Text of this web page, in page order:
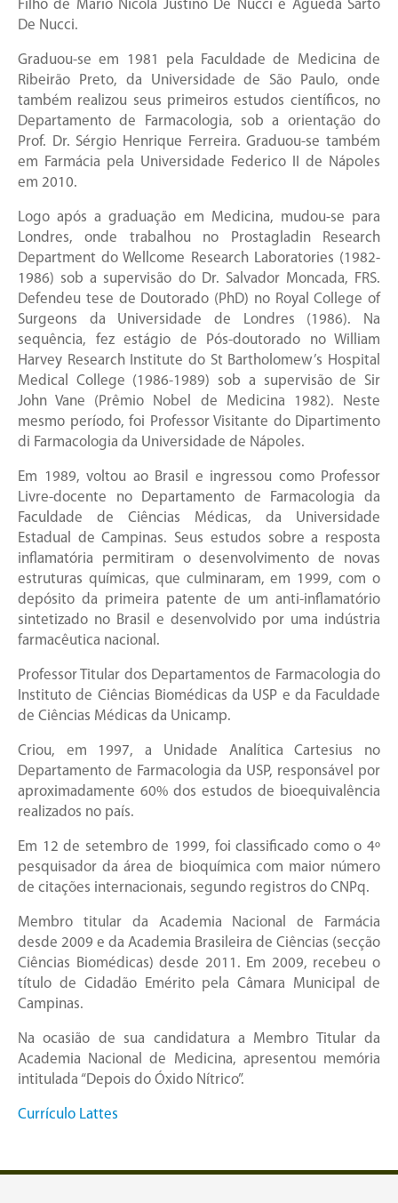
Filho de Mário Nicola Justino De Nucci e Agueda Sarto
De Nucci.
Graduou-se em 1981 pela Faculdade de Medicina de
Ribeirão Preto, da Universidade de São Paulo, onde
também realizou seus primeiros estudos científicos, no
Departamento de Farmacologia, sob a orientação do
Prof. Dr. Sérgio Henrique Ferreira. Graduou-se também
em Farmácia pela Universidade Federico II de Nápoles
em 2010.
Logo após a graduação em Medicina, mudou-se para
Londres, onde trabalhou no Prostagladin Research
Department do Wellcome Research Laboratories (1982-
1986) sob a supervisão do Dr. Salvador Moncada, FRS.
Defendeu tese de Doutorado (PhD) no Royal College of
Surgeons da Universidade de Londres (1986). Na
sequência, fez estágio de Pós-doutorado no William
Harvey Research Institute do St Bartholomew’s Hospital
Medical College (1986-1989) sob a supervisão de Sir
John Vane (Prêmio Nobel de Medicina 1982). Neste
mesmo período, foi Professor Visitante do Dipartimento
di Farmacologia da Universidade de Nápoles.
Em 1989, voltou ao Brasil e ingressou como Professor
Livre-docente no Departamento de Farmacologia da
Faculdade de Ciências Médicas, da Universidade
Estadual de Campinas. Seus estudos sobre a resposta
inflamatória permitiram o desenvolvimento de novas
estruturas químicas, que culminaram, em 1999, com o
depósito da primeira patente de um anti-inflamatório
sintetizado no Brasil e desenvolvido por uma indústria
farmacêutica nacional.
Professor Titular dos Departamentos de Farmacologia do
Instituto de Ciências Biomédicas da USP e da Faculdade
de Ciências Médicas da Unicamp.
Criou, em 1997, a Unidade Analítica Cartesius no
Departamento de Farmacologia da USP, responsável por
aproximadamente 60% dos estudos de bioequivalência
realizados no país.
Em 12 de setembro de 1999, foi classificado como o 4º
pesquisador da área de bioquímica com maior número
de citações internacionais, segundo registros do CNPq.
Membro titular da Academia Nacional de Farmácia
desde 2009 e da Academia Brasileira de Ciências (secção
Ciências Biomédicas) desde 2011. Em 2009, recebeu o
título de Cidadão Emérito pela Câmara Municipal de
Campinas.
Na ocasião de sua candidatura a Membro Titular da
Academia Nacional de Medicina, apresentou memória
intitulada “Depois do Óxido Nítrico”.
Currículo Lattes